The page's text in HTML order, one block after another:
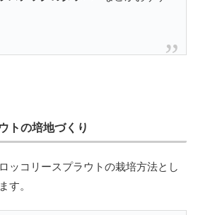
トの培地づくり
ッコリースプラウトの栽培方法とし
す。